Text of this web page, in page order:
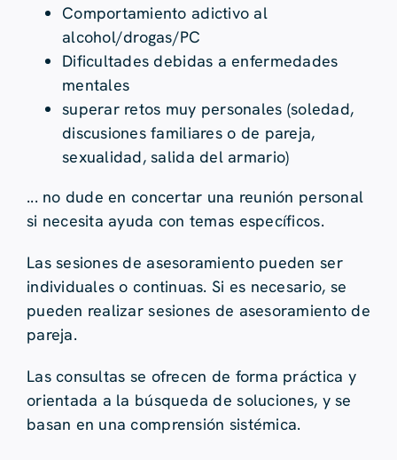
Comportamiento adictivo al
alcohol/drogas/PC
Dificultades debidas a enfermedades
mentales
superar retos muy personales (soledad,
discusiones familiares o de pareja,
sexualidad, salida del armario)
... no dude en concertar una reunión personal
si necesita ayuda con temas específicos.
Las sesiones de asesoramiento pueden ser
individuales o continuas. Si es necesario, se
pueden realizar sesiones de asesoramiento de
pareja.
Las consultas se ofrecen de forma práctica y
orientada a la búsqueda de soluciones, y se
basan en una comprensión sistémica.